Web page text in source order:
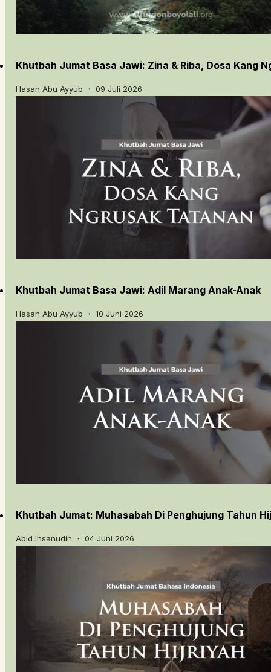
Khutbah Jumat Basa Jawi: Zina & Riba, Dosa Kang
Hasan Abu Ayyub ・ 09 Juli 2026
Khutbah Jumat Basa Jawi: Adil Marang Anak-Anak
Hasan Abu Ayyub ・ 10 Juni 2026
Khutbah Jumat: Muhasabah Di Penghujung Tahun
Abid Ihsanudin ・ 04 Juni 2026